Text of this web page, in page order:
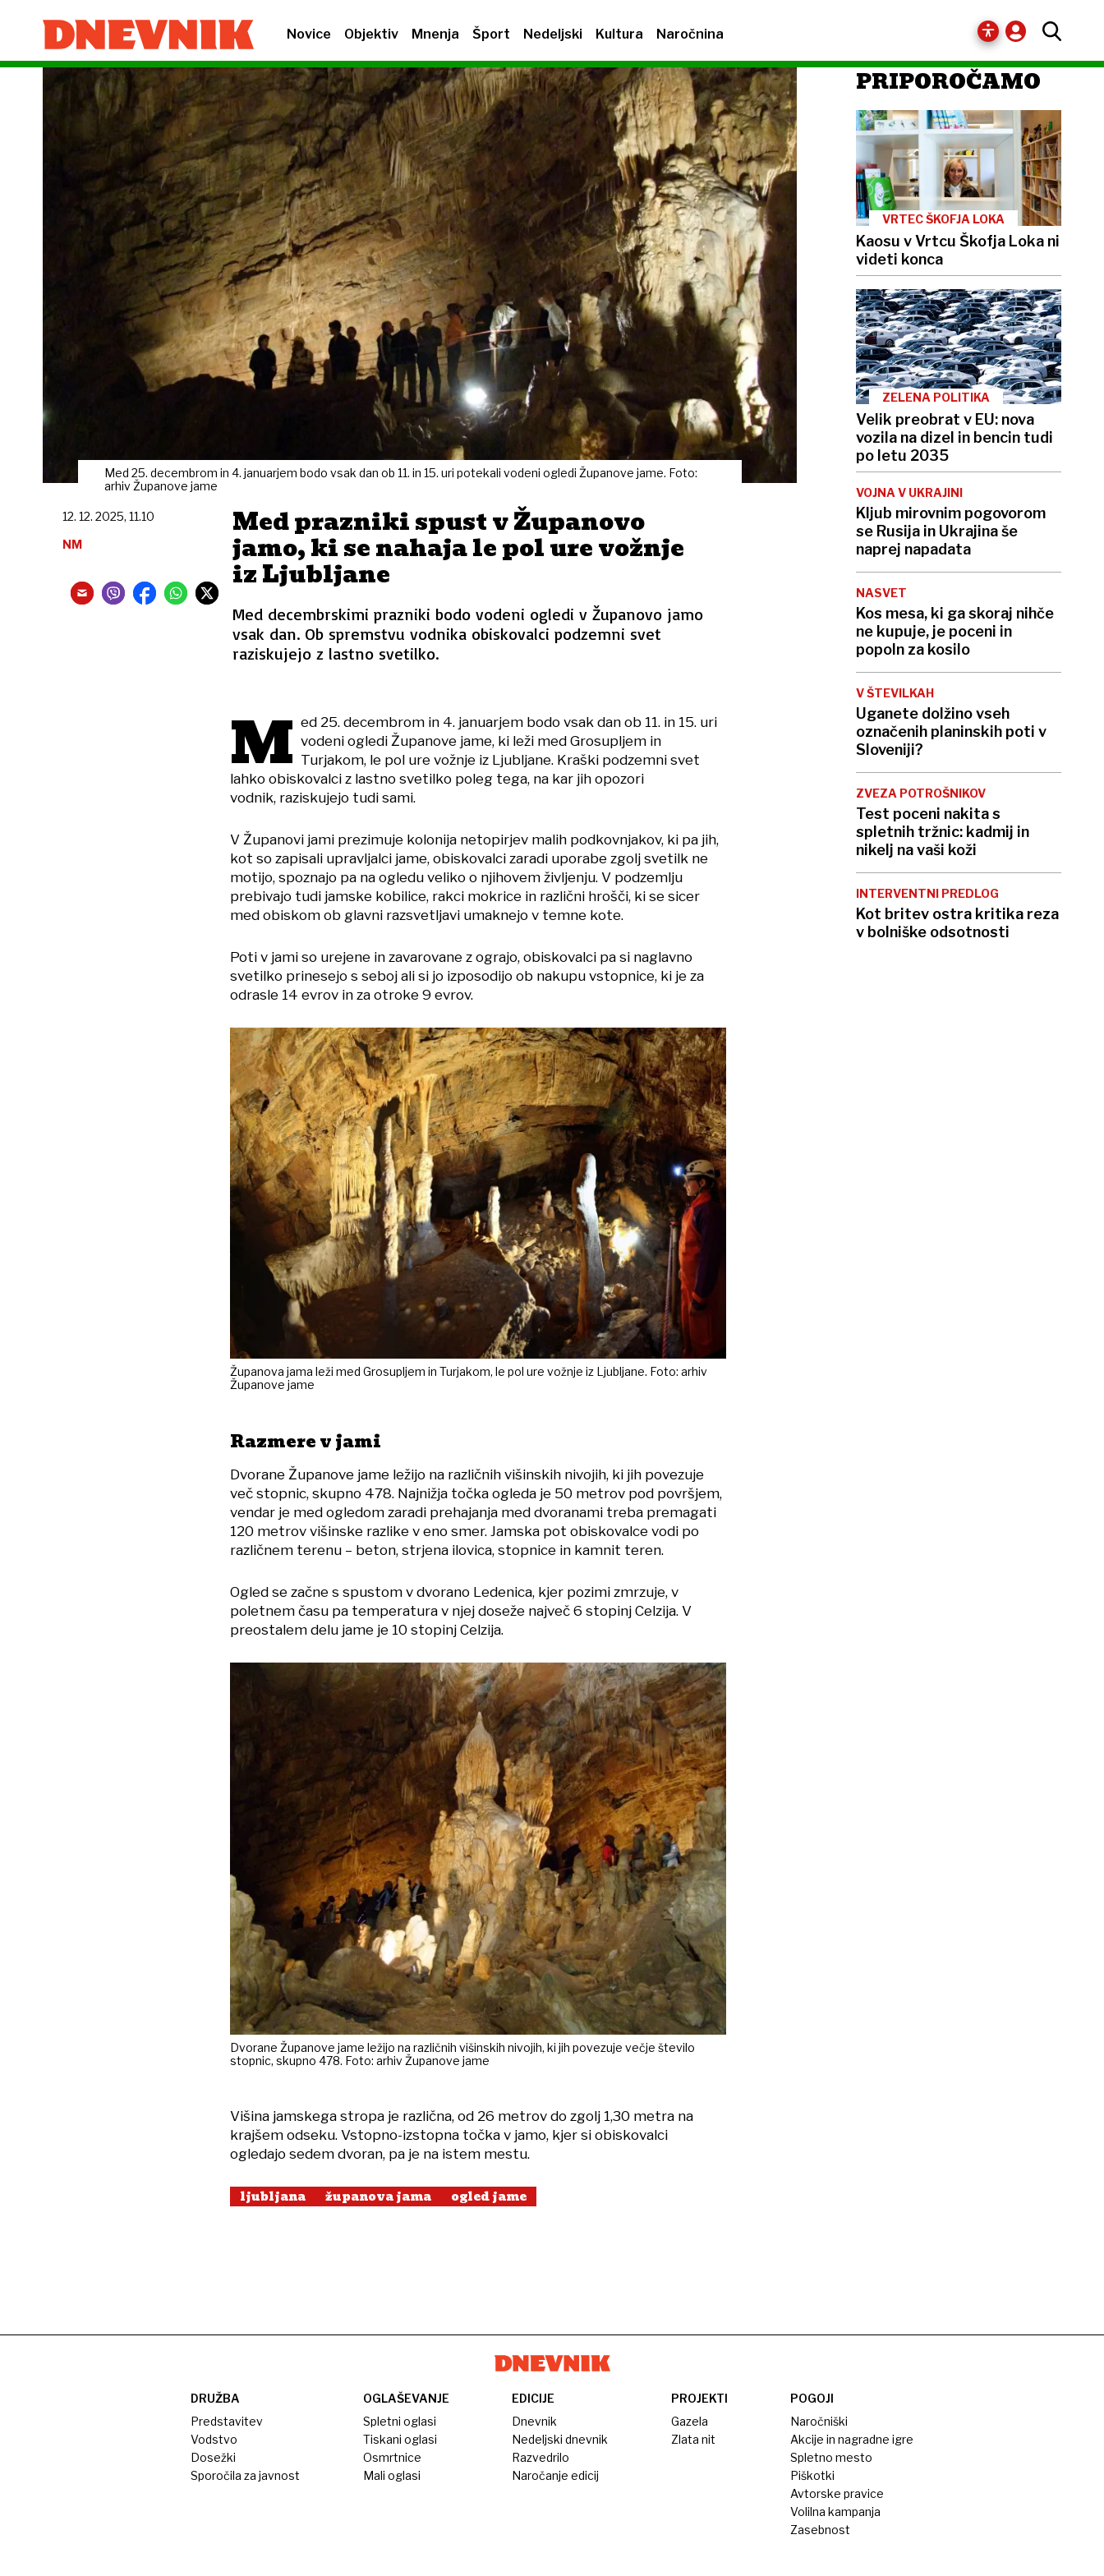
Novice Objektiv Mnenja Šport Nedeljski Kultura Naročnina
Med 25. decembrom in 4. januarjem bodo vsak dan ob 11. in 15. uri potekali vodeni ogledi Županove jame. Foto:
arhiv Županove jame
Med prazniki spust v Županovo
jamo, ki se nahaja le pol ure vožnje
iz Ljubljane
Med decembrskimi prazniki bodo vodeni ogledi v Županovo jamo
vsak dan. Ob spremstvu vodnika obiskovalci podzemni svet
raziskujejo z lastno svetilko.
12. 12. 2025, 11.10
NM
M ed 25. decembrom in 4. januarjem bodo vsak dan ob 11. in 15. uri
vodeni ogledi Županove jame, ki leži med Grosupljem in
Turjakom, le pol ure vožnje iz Ljubljane. Kraški podzemni svet
lahko obiskovalci z lastno svetilko poleg tega, na kar jih opozori
vodnik, raziskujejo tudi sami.
V Županovi jami prezimuje kolonija netopirjev malih podkovnjakov, ki pa jih,
kot so zapisali upravljalci jame, obiskovalci zaradi uporabe zgolj svetilk ne
motijo, spoznajo pa na ogledu veliko o njihovem življenju. V podzemlju
prebivajo tudi jamske kobilice, rakci mokrice in različni hrošči, ki se sicer
med obiskom ob glavni razsvetljavi umaknejo v temne kote.
Poti v jami so urejene in zavarovane z ograjo, obiskovalci pa si naglavno
svetilko prinesejo s seboj ali si jo izposodijo ob nakupu vstopnice, ki je za
odrasle 14 evrov in za otroke 9 evrov.
Županova jama leži med Grosupljem in Turjakom, le pol ure vožnje iz Ljubljane. Foto: arhiv
Županove jame
Razmere v jami
Dvorane Županove jame ležijo na različnih višinskih nivojih, ki jih povezuje
več stopnic, skupno 478. Najnižja točka ogleda je 50 metrov pod površjem,
vendar je med ogledom zaradi prehajanja med dvoranami treba premagati
120 metrov višinske razlike v eno smer. Jamska pot obiskovalce vodi po
različnem terenu – beton, strjena ilovica, stopnice in kamnit teren.
Ogled se začne s spustom v dvorano Ledenica, kjer pozimi zmrzuje, v
poletnem času pa temperatura v njej doseže največ 6 stopinj Celzija. V
preostalem delu jame je 10 stopinj Celzija.
Dvorane Županove jame ležijo na različnih višinskih nivojih, ki jih povezuje večje število
stopnic, skupno 478. Foto: arhiv Županove jame
Višina jamskega stropa je različna, od 26 metrov do zgolj 1,30 metra na
krajšem odseku. Vstopno-izstopna točka v jamo, kjer si obiskovalci
ogledajo sedem dvoran, pa je na istem mestu.
ljubljana županova jama ogled jame
PRIPOROČAMO
VRTEC ŠKOFJA LOKA
Kaosu v Vrtcu Škofja Loka ni
videti konca
ZELENA POLITIKA
Velik preobrat v EU: nova
vozila na dizel in bencin tudi
po letu 2035
VOJNA V UKRAJINI
Kljub mirovnim pogovorom
se Rusija in Ukrajina še
naprej napadata
NASVET
Kos mesa, ki ga skoraj nihče
ne kupuje, je poceni in
popoln za kosilo
V ŠTEVILKAH
Uganete dolžino vseh
označenih planinskih poti v
Sloveniji?
ZVEZA POTROŠNIKOV
Test poceni nakita s
spletnih tržnic: kadmij in
nikelj na vaši koži
INTERVENTNI PREDLOG
Kot britev ostra kritika reza
v bolniške odsotnosti
DRUŽBA
Predstavitev
Vodstvo
Dosežki
Sporočila za javnost
OGLAŠEVANJE
Spletni oglasi
Tiskani oglasi
Osmrtnice
Mali oglasi
EDICIJE
Dnevnik
Nedeljski dnevnik
Razvedrilo
Naročanje edicij
PROJEKTI
Gazela
Zlata nit
POGOJI
Naročniški
Akcije in nagradne igre
Spletno mesto
Piškotki
Avtorske pravice
Volilna kampanja
Zasebnost